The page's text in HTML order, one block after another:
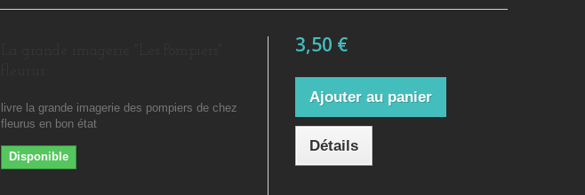
livre la grande imagerie des pompiers de chez
fleurus en bon état
Disponible
3,50 €
Ajouter au panier
Détails